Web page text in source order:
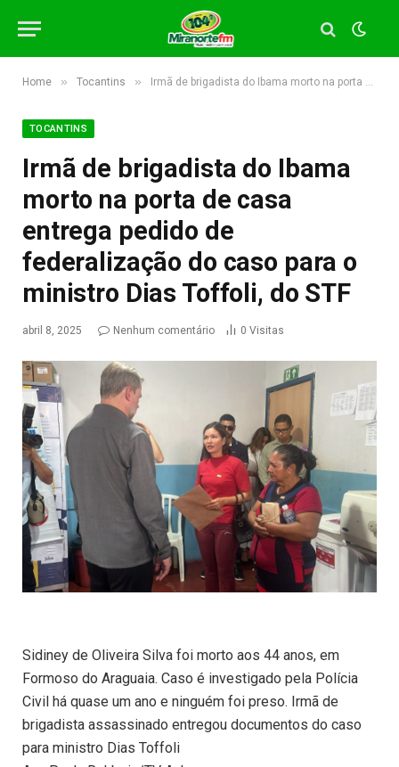
Home » Tocantins » Irmã de brigadista do Ibama morto na porta de casa entrega pedido de federalização do caso para o ministro Dias Toffoli, do STF
TOCANTINS
Irmã de brigadista do Ibama
morto na porta de casa
entrega pedido de
federalização do caso para o
ministro Dias Toffoli, do STF
abril 8, 2025 Nenhum comentário 0 Visitas
Sidiney de Oliveira Silva foi morto aos 44 anos, em
Formoso do Araguaia. Caso é investigado pela Polícia
Civil há quase um ano e ninguém foi preso. Irmã de
brigadista assassinado entregou documentos do caso
para ministro Dias Toffoli